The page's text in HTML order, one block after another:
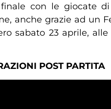
finale con le giocate
anche grazie ad un
sabato 23 aprile,
POST PARTITA